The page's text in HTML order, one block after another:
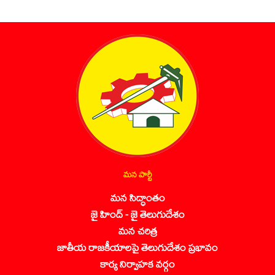
మన పార్టీ
మన సిద్ధాంతం
జై హింద్ - జై తెలుగుదేశం
మన చరిత్ర
జాతీయ రాజకీయాలపై తెలుగుదేశం ప్రభావం
కార్య నిర్వాహక వర్గం